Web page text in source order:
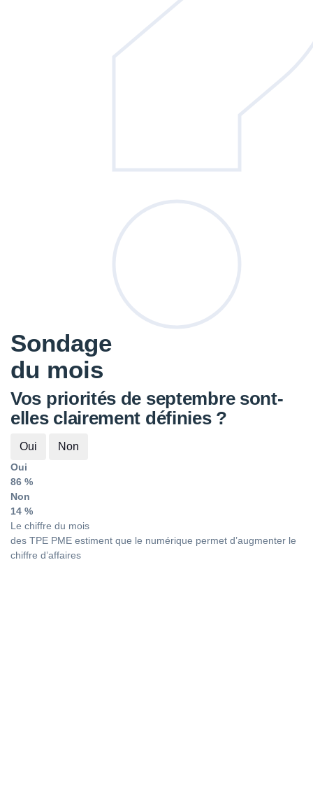
Sondage
du mois
Vos priorités de septembre sont-
elles clairement définies ?
Oui Non
Oui
86 %
Non
14 %
Le chiffre du mois
des TPE PME estiment que le numérique permet d’augmenter le
chiffre d’affaires